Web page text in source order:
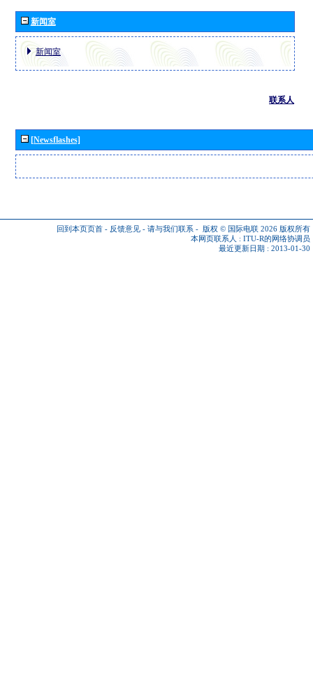
新闻室
新闻室
联系人
[Newsflashes]
回到本页页首 - 反馈意见 - 请与我们联系 - 版权 © 国际电联 2026 版权所有
本网页联系人 : ITU-R的网络协调员
最近更新日期 : 2013-01-30